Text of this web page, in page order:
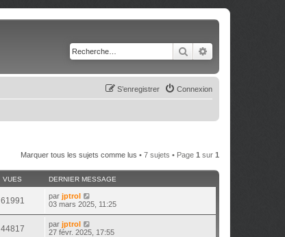
Rechercher
Connexion
S’enregistrer
Marquer tous les sujets comme lus • 7 sujets • Page 1 sur 1
VUES DERNIER MESSAGE
61991 par jptrol
03 mars 2025, 11:25
44817 par jptrol
27 févr. 2025, 17:55